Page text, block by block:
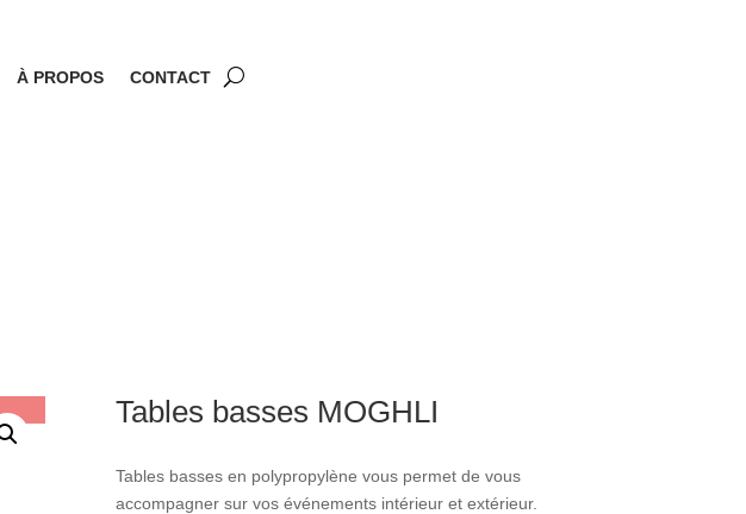
À PROPOS CONTACT
Tables basses MOGHLI
Tables basses en polypropylène vous permet de vous
accompagner sur vos événements intérieur et extérieur.